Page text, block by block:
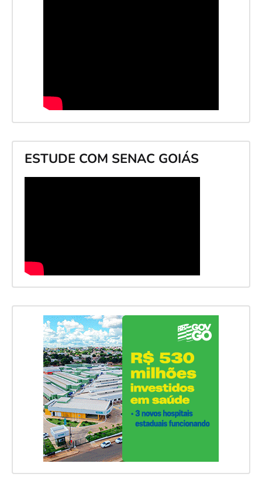
ESTUDE COM SENAC GOIÁS